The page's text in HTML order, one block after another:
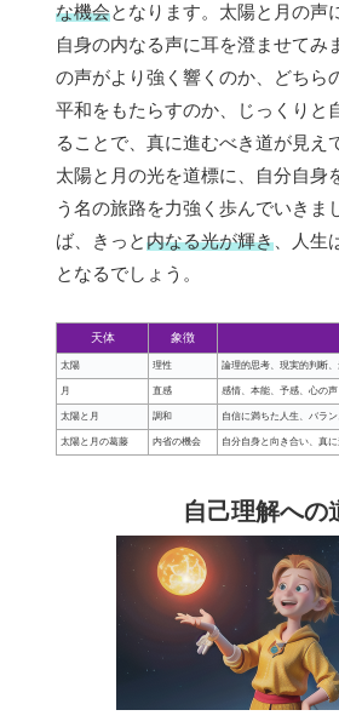
な機会となります。太陽と月の声
自身の内なる声に耳を澄ませてみ
の声がより強く響くのか、どちら
平和をもたらすのか、じっくりと
ることで、真に進むべき道が見え
太陽と月の光を道標に、自分自身
う名の旅路を力強く歩んでいきま
ば、きっと内なる光が輝き 、人
となるでしょう。
天体 象徴
太陽 理性 論理的思考、現実的判断
月 直感 感情、本能、予感、心の声
太陽と月 調和 自信に満ちた人生、バラ
太陽と月の葛藤 内省の機会 自分自身と向き合い、真
自己理解への